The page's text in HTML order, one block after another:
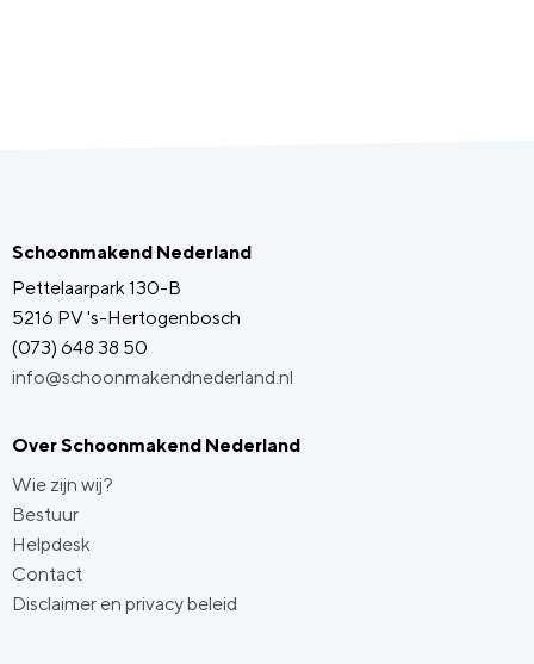
Schoonmakend Nederland
Pettelaarpark 130-B
5216 PV 's-Hertogenbosch
(073) 648 38 50
info@schoonmakendnederland.nl
Over Schoonmakend Nederland
Wie zijn wij?
Bestuur
Helpdesk
Contact
Disclaimer en privacy beleid